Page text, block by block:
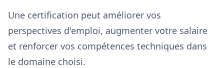
Une certification peut améliorer vos
perspectives d'emploi, augmenter votre salaire
et renforcer vos compétences techniques dans
le domaine choisi.